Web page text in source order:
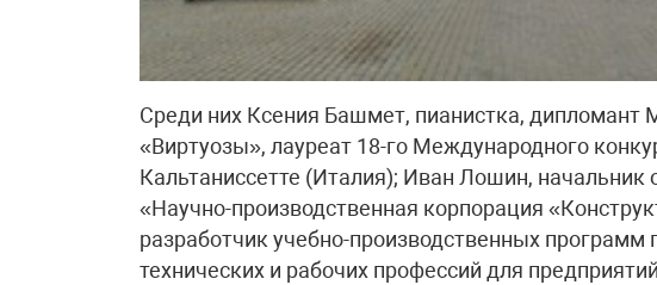
Среди них Ксения Башмет, пианистка, дипломант
«Виртуозы», лауреат 18-го Международного
Кальтаниссетте (Италия); Иван Лошин, начальник
«Научно-производственная корпорация
разработчик учебно-производственных программ
технических и рабочих профессий для